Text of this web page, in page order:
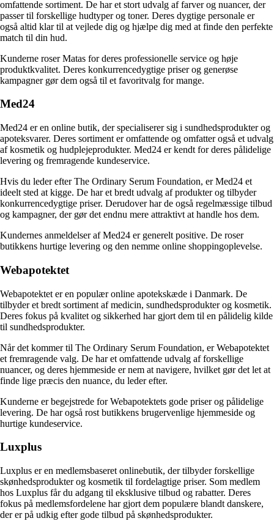
omfattende sortiment. De har et stort udvalg af farver og nuancer, der
passer til forskellige hudtyper og toner. Deres dygtige personale er
også altid klar til at vejlede dig og hjælpe dig med at finde den perfekte
match til din hud.
Kunderne roser Matas for deres professionelle service og høje
produktkvalitet. Deres konkurrencedygtige priser og generøse
kampagner gør dem også til et favoritvalg for mange.
Med24
Med24 er en online butik, der specialiserer sig i sundhedsprodukter og
apoteksvarer. Deres sortiment er omfattende og omfatter også et udvalg
af kosmetik og hudplejeprodukter. Med24 er kendt for deres pålidelige
levering og fremragende kundeservice.
Hvis du leder efter The Ordinary Serum Foundation, er Med24 et
ideelt sted at kigge. De har et bredt udvalg af produkter og tilbyder
konkurrencedygtige priser. Derudover har de også regelmæssige tilbud
og kampagner, der gør det endnu mere attraktivt at handle hos dem.
Kundernes anmeldelser af Med24 er generelt positive. De roser
butikkens hurtige levering og den nemme online shoppingoplevelse.
Webapotektet
Webapotektet er en populær online apotekskæde i Danmark. De
tilbyder et bredt sortiment af medicin, sundhedsprodukter og kosmetik.
Deres fokus på kvalitet og sikkerhed har gjort dem til en pålidelig kilde
til sundhedsprodukter.
Når det kommer til The Ordinary Serum Foundation, er Webapotektet
et fremragende valg. De har et omfattende udvalg af forskellige
nuancer, og deres hjemmeside er nem at navigere, hvilket gør det let at
finde lige præcis den nuance, du leder efter.
Kunderne er begejstrede for Webapotektets gode priser og pålidelige
levering. De har også rost butikkens brugervenlige hjemmeside og
hurtige kundeservice.
Luxplus
Luxplus er en medlemsbaseret onlinebutik, der tilbyder forskellige
skønhedsprodukter og kosmetik til fordelagtige priser. Som medlem
hos Luxplus får du adgang til eksklusive tilbud og rabatter. Deres
fokus på medlemsfordelene har gjort dem populære blandt danskere,
der er på udkig efter gode tilbud på skønhedsprodukter.